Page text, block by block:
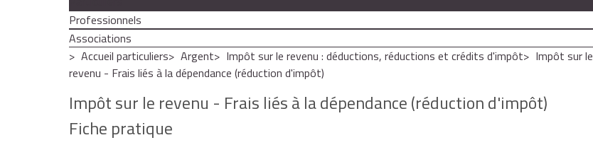
Professionnels
Associations
Accueil particuliers
Argent Impôt sur le revenu : déductions, réductions et crédits d'impôt
Impôt sur le
revenu - Frais liés à la dépendance (réduction d'impôt)
Impôt sur le revenu - Frais liés à la dépendance (réduction d'impôt)
Fiche pratique